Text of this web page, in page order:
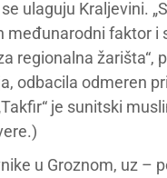
ulaguju Kraljevini.
faktor i
regionalna žarišta“,
odbacila odmeren
je sunitski
u Groznom, uz –